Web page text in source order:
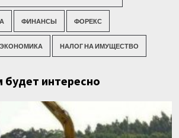
ФИНАНСЫ ФОРЕКС
ЭКОНОМИКА НАЛОГ НА ИМУЩЕСТВО
интересно